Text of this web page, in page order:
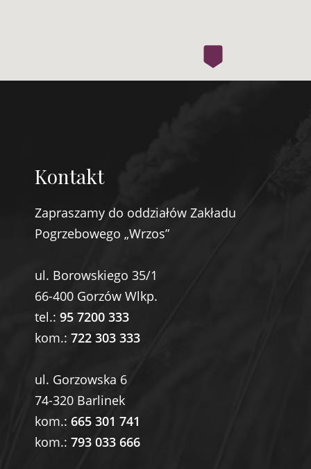
Kontakt
Zapraszamy do oddziałów Zakładu
Pogrzebowego „Wrzos”
ul. Borowskiego 35/1
66-400 Gorzów Wlkp.
tel.: 95 7200 333
kom.: 722 303 333
ul. Gorzowska 6
74-320 Barlinek
kom.: 665 301 741
kom.: 793 033 666